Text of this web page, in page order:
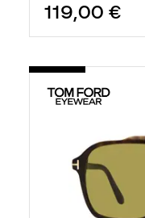
119,00 €